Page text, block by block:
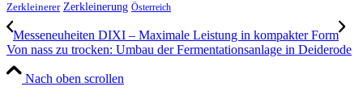
Zerkleinerer Zerkleinerung Österreich
Messeneuheiten DIXI – Maximale Leistung in kompakter Form
Von nass zu trocken: Umbau der Fermentationsanlage in Deiderode
Nach oben scrollen